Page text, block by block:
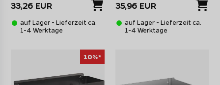
33,26 EUR
auf Lager - Lieferzeit ca.
1-4 Werktage
35,96 EUR
auf Lager - Lieferzeit ca.
1-4 Werktage
10%*